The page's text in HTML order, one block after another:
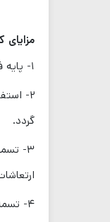
۱- پایه فشرده ساز ماشین کمپکتور از جنس فولاد بوده و در برابر سایش مقاوم می باشد. این امر باعث افزایش دوام و فشرده سازی بهتر سطح می گردد.
۲-
گردد.
۳-
۴- تسمه فولادی قدرتمند، باعث مقاومت در برابر آسیب و ایمنی بیشتر دستگاه می گردد.